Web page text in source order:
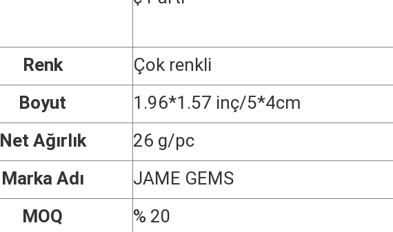
Renk
Çok renkli
Boyut
1.96*1.57 inç/5*4cm
Net Ağırlık
26 g/pc
Marka Adı
JAME GEMS
MOQ
% 20